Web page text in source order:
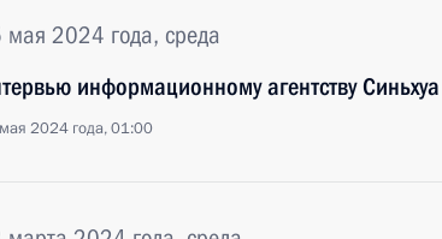
мая 2024 года, среда
информационному агентству Синьхуа
2024 года, 01:00